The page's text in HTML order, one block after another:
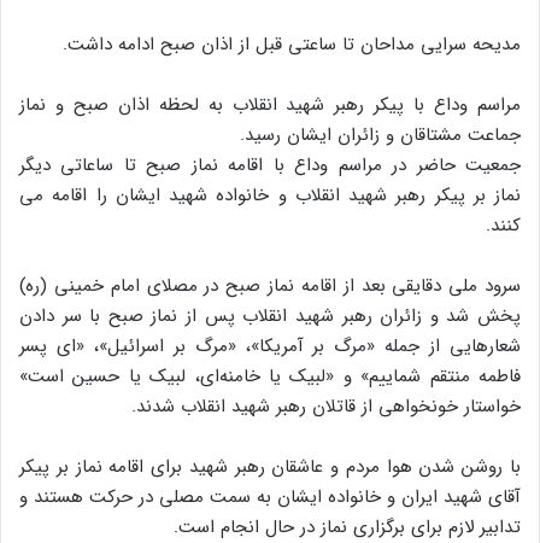
مدیحه سرایی مداحان تا ساعتی قبل از اذان صبح ادامه داشت.
مراسم وداع با پیکر رهبر شهید انقلاب به لحظه اذان صبح و نماز
جماعت مشتاقان و زائران ایشان رسید.
جمعیت حاضر در مراسم وداع با اقامه نماز صبح تا ساعاتی دیگر
نماز بر پیکر رهبر شهید انقلاب و خانواده شهید ایشان را اقامه می
کنند.
سرود ملی دقایقی بعد از اقامه نماز صبح در مصلای امام خمینی (ره)
پخش شد و زائران رهبر شهید انقلاب پس از نماز صبح با سر دادن
شعارهایی از جمله «مرگ بر آمریکا»، «مرگ بر اسرائیل»، «ای پسر
فاطمه منتقم شماییم» و «لبیک یا خامنه‌ای، لبیک یا حسین است»
خواستار خونخواهی از قاتلان رهبر شهید انقلاب شدند.
با روشن شدن هوا مردم و عاشقان رهبر شهید برای اقامه نماز بر پیکر
آقای شهید ایران و خانواده ایشان به سمت مصلی در حرکت هستند و
تدابیر لازم برای برگزاری نماز در حال انجام است.